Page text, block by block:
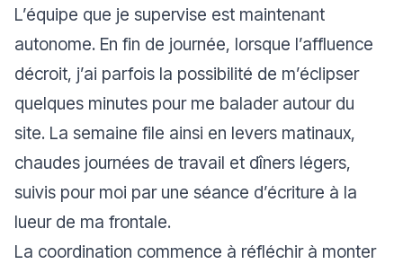
L’équipe que je supervise est maintenant
autonome. En fin de journée, lorsque l’affluence
décroit, j’ai parfois la possibilité de m’éclipser
quelques minutes pour me balader autour du
site. La semaine file ainsi en levers matinaux,
chaudes journées de travail et dîners légers,
suivis pour moi par une séance d’écriture à la
lueur de ma frontale.
La coordination commence à réfléchir à monter